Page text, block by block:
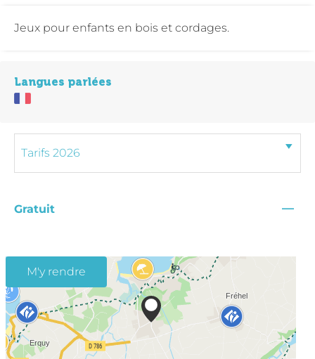
Jeux pour enfants en bois et cordages.
Langues parlées
Gratuit —
M'y rendre